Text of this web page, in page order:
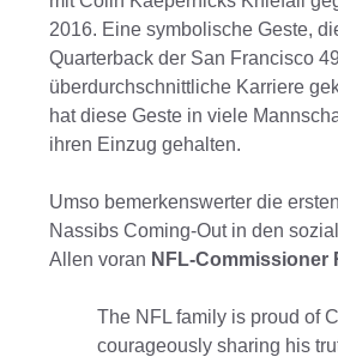
2016. Eine symbolische Geste,
Quarterback der San Francisco
überdurchschnittliche Karriere
hat diese Geste in viele
ihren Einzug gehalten.
Umso bemerkenswerter die
Nassibs Coming-Out in den
Allen voran NFL-Commissioner
The NFL family is proud of
courageously sharing his